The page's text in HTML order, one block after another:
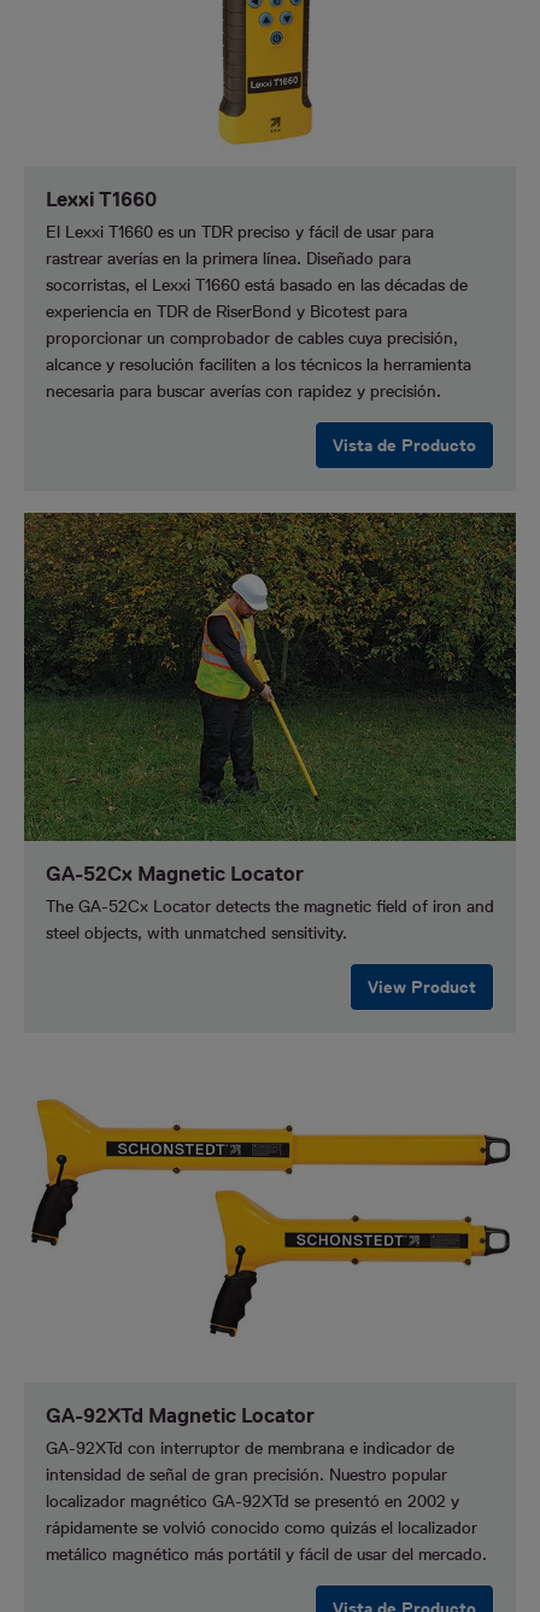
Lexxi T1660
El Lexxi T1660 es un TDR preciso y fácil de usar para
rastrear averías en la primera línea. Diseñado para
socorristas, el Lexxi T1660 está basado en las décadas de
experiencia en TDR de RiserBond y Bicotest para
proporcionar un comprobador de cables cuya precisión,
alcance y resolución faciliten a los técnicos la herramienta
necesaria para buscar averías con rapidez y precisión.
Vista de Producto
GA-52Cx Magnetic Locator
The GA-52Cx Locator detects the magnetic field of iron and
steel objects, with unmatched sensitivity.
View Product
GA-92XTd Magnetic Locator
GA-92XTd con interruptor de membrana e indicador de
intensidad de señal de gran precisión. Nuestro popular
localizador magnético GA-92XTd se presentó en 2002 y
rápidamente se volvió conocido como quizás el localizador
metálico magnético más portátil y fácil de usar del mercado.